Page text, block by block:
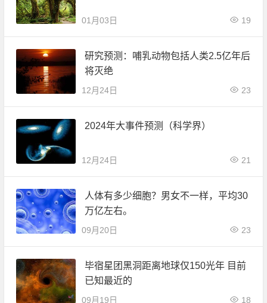
01月03日 19
研究预测：哺乳动物包括人类2.5亿年后
将灭绝
12月24日 23
2024年大事件预测（科学界）
12月24日 21
人体有多少细胞？男女不一样，平均30
万亿左右。
09月20日 23
毕宿星团黑洞距离地球仅150光年 目前
已知最近的
09月19日 18